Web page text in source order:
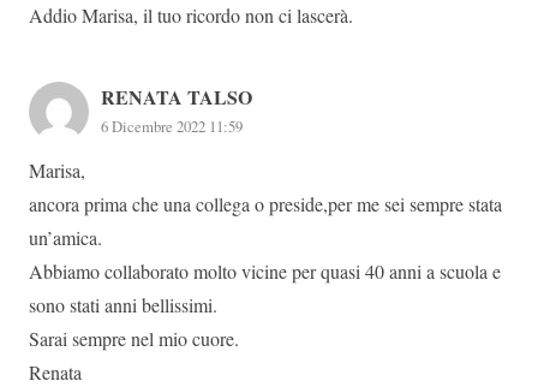
Addio Marisa, il tuo ricordo non ci lascerà.
RENATA TALSO
6 Dicembre 2022 11:59
Marisa,
ancora prima che una collega o preside,per me sei sempre stata
un’amica.
Abbiamo collaborato molto vicine per quasi 40 anni a scuola e
sono stati anni bellissimi.
Sarai sempre nel mio cuore.
Renata